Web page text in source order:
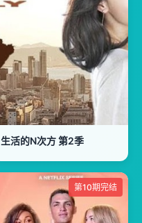
生活的N次方 第2季
第10期完结